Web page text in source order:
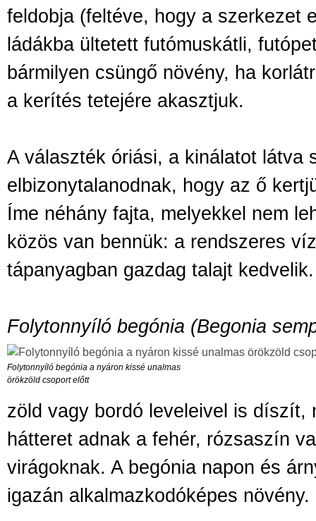
feldobja (feltéve, hogy a szerkezet
ládákba ültetett futómuskátli,
bármilyen csüngő növény, ha
a kerítés tetejére akasztjuk.
A választék óriási, a kinálatot látva
elbizonytalanodnak, hogy az ő
Íme néhány fajta, melyekkel nem
közös van bennük: a rendszeres
tápanyagban gazdag talajt kedvelik.
Folytonnyíló begónia (Begonia
Folytonnyíló begónia a nyáron kissé unalmas
örökzöld csoport előtt
zöld vagy bordó leveleivel is díszít,
hátteret adnak a fehér, rózsaszín
virágoknak. A begónia napon és
igazán alkalmazkodóképes növény.